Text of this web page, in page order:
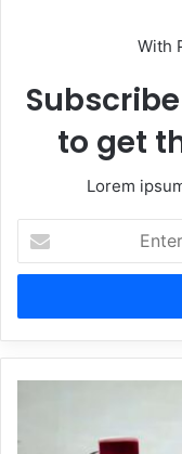
With
to get
Lorem
your
Email